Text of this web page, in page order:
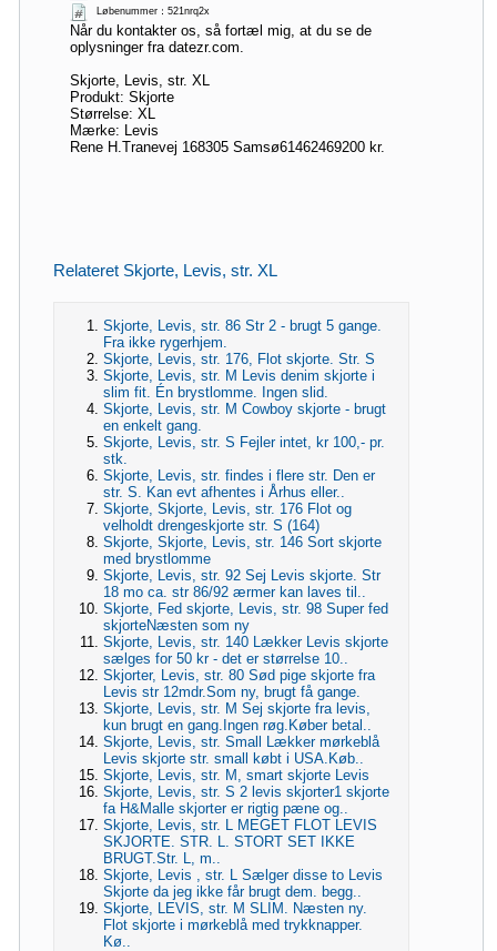
Løbenummer：521nrq2x
Når du kontakter os, så fortæl mig, at du se de
oplysninger fra datezr.com.
Skjorte, Levis, str. XL
Produkt: Skjorte
Størrelse: XL
Mærke: Levis
Rene H.Tranevej 168305 Samsø61462469200 kr.
Relateret Skjorte, Levis, str. XL
Skjorte, Levis, str. 86 Str 2 - brugt 5 gange.
Fra ikke rygerhjem.
Skjorte, Levis, str. 176, Flot skjorte. Str. S
Skjorte, Levis, str. M Levis denim skjorte i
slim fit. Én brystlomme. Ingen slid.
Skjorte, Levis, str. M Cowboy skjorte - brugt
en enkelt gang.
Skjorte, Levis, str. S Fejler intet, kr 100,- pr.
stk.
Skjorte, Levis, str. findes i flere str. Den er
str. S. Kan evt afhentes i Århus eller..
Skjorte, Skjorte, Levis, str. 176 Flot og
velholdt drengeskjorte str. S (164)
Skjorte, Skjorte, Levis, str. 146 Sort skjorte
med brystlomme
Skjorte, Levis, str. 92 Sej Levis skjorte. Str
18 mo ca. str 86/92 ærmer kan laves til..
Skjorte, Fed skjorte, Levis, str. 98 Super fed
skjorteNæsten som ny
Skjorte, Levis, str. 140 Lækker Levis skjorte
sælges for 50 kr - det er størrelse 10..
Skjorter, Levis, str. 80 Sød pige skjorte fra
Levis str 12mdr.Som ny, brugt få gange.
Skjorte, Levis, str. M Sej skjorte fra levis,
kun brugt en gang.Ingen røg.Køber betal..
Skjorte, Levis, str. Small Lækker mørkeblå
Levis skjorte str. small købt i USA.Køb..
Skjorte, Levis, str. M, smart skjorte Levis
Skjorte, Levis, str. S 2 levis skjorter1 skjorte
fa H&Malle skjorter er rigtig pæne og..
Skjorte, Levis, str. L MEGET FLOT LEVIS
SKJORTE. STR. L. STORT SET IKKE
BRUGT.Str. L, m..
Skjorte, Levis , str. L Sælger disse to Levis
Skjorte da jeg ikke får brugt dem. begg..
Skjorte, LEVIS, str. M SLIM. Næsten ny.
Flot skjorte i mørkeblå med trykknapper.
Kø..